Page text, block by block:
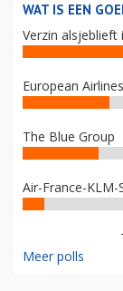
WAT IS EEN
Verzin alsjeblieft
European
The Blue Group
Air-France-KLM-
Meer polls